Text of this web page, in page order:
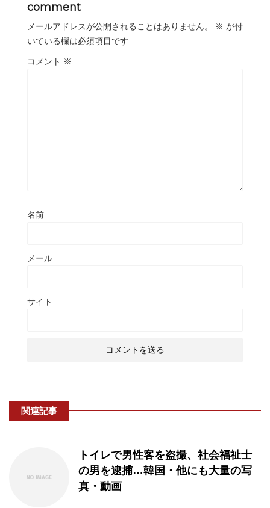
comment
メールアドレスが公開されることはありません。 ※ が付
いている欄は必須項目です
コメント ※
名前
メール
サイト
関連記事
トイレで男性客を盗撮、社会福祉士
の男を逮捕…韓国・他にも大量の写
真・動画